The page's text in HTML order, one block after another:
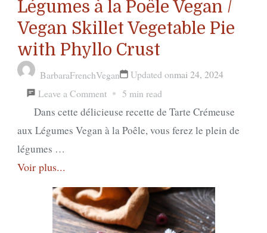
Légumes à la Poêle Vegan /
Vegan Skillet Vegetable Pie
with Phyllo Crust
BarbaraFrenchVegan Updated onmai 24, 2024
Leave a Commenton
Tarte
Crémeuse
à
la
Poêle
5 min read
Dans cette délicieuse recette de Tarte Crémeuse
aux Légumes Vegan à la Poêle, vous ferez le plein de
légumes …
Voir plus...